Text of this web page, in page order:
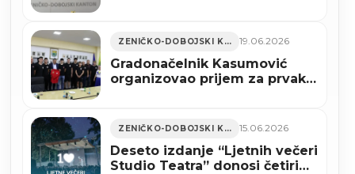
ZENIČKO-DOBOJSKI KANTON 19.06.2026
Gradonačelnik Kasumović
organizovao prijem za prvake
ZENIČKO-DOBOJSKI KANTON 15.06.2026
Deseto izdanje “Ljetnih večeri
Studio Teatra” donosi četiri